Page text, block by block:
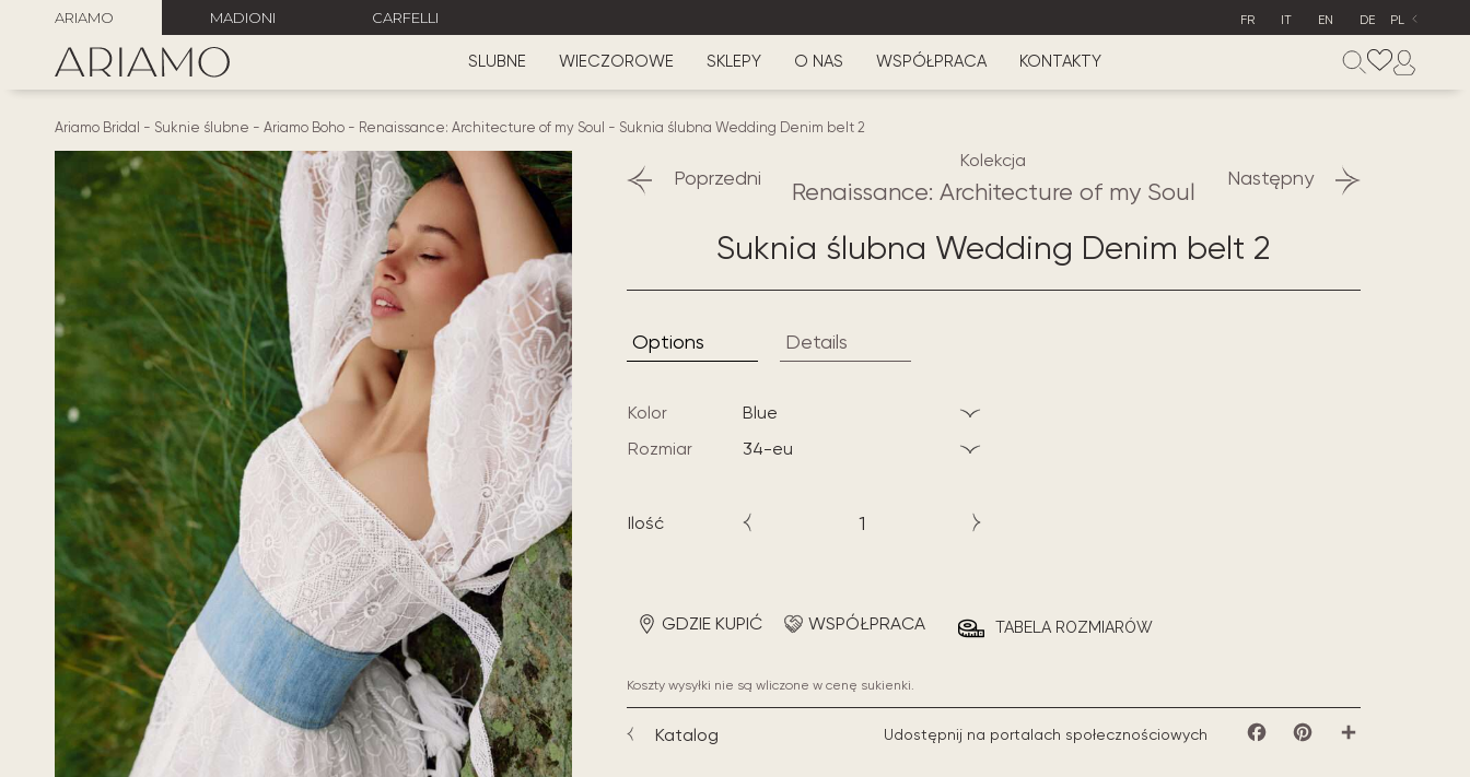
ARIAMO MADIONI CARFELLI FR IT EN DE PL
SLUBNE WIECZOROWE SKLEPY O NAS WSPÓŁPRACA KONTAKTY
Ariamo Bridal - Suknie ślubne - Ariamo Boho - Renaissance: Architecture of my Soul - Suknia ślubna Wedding Denim belt 2
Poprzedni Następny
Kolekcja
Renaissance: Architecture of my Soul
Suknia ślubna Wedding Denim belt 2
Options Details
Kolor
blue
Rozmiar
34-eu
Ilość
GDZIE KUPIĆ WSPÓŁPRACA TABELA ROZMIARÓW
Koszty wysyłki nie są wliczone w cenę sukienki.
Katalog Udostępnij na portalach społecznościowych